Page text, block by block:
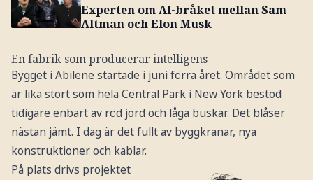
Experten om AI-bråket mellan Sam
Altman och Elon Musk
En fabrik som producerar intelligens
Bygget i Abilene startade i juni förra året. Området som
är lika stort som hela Central Park i New York bestod
tidigare enbart av röd jord och låga buskar. Det blåser
nästan jämt. I dag är det fullt av byggkranar, nya
konstruktioner och kablar.
På plats drivs projektet